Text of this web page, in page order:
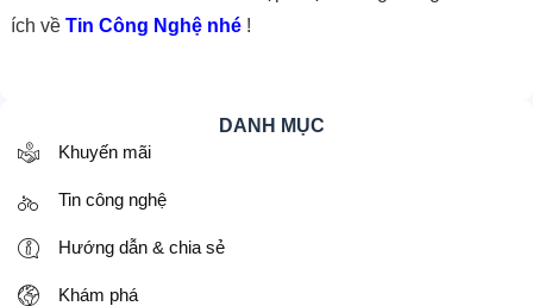
DANH MỤC
Khuyến mãi
Tin công nghệ
Hướng dẫn & chia sẻ
Khám phá
ích về Tin Công Nghệ nhé !